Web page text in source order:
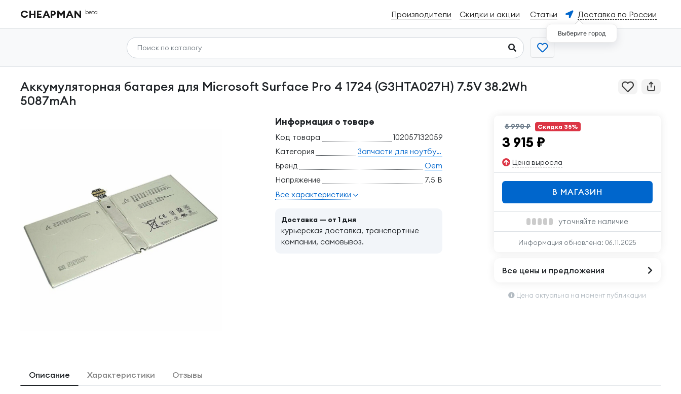
CHEAPMAN beta Производители Скидки и акции Статьи Доставка по России
Выберите город
Аккумуляторная батарея для Microsoft Surface Pro 4 1724 (G3HTA027H) 7.5V 38.2Wh
5087mAh
Информация о товаре
Код товара
102057132059
Категория
Запчасти для ноутбуков, моноблоков и мониторов
Бренд
Oem
Напряжение
7.5 В
Все характеристики
Доставка — от 1 дня
курьерская доставка, транспортные
компании, самовывоз.
5 990 ₽ Скидка 35%
3 915 ₽
Цена выросла
В МАГАЗИН
уточняйте наличие
Информация обновлена: 06.11.2025
Все цены и предложения
Цена актуальна на момент публикации
Описание Характеристики Отзывы